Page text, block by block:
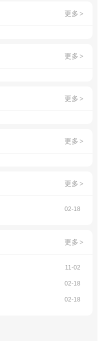
更多 >
更多 >
更多 >
更多 >
更多 >
02-18
更多 >
11-02
02-18
02-18